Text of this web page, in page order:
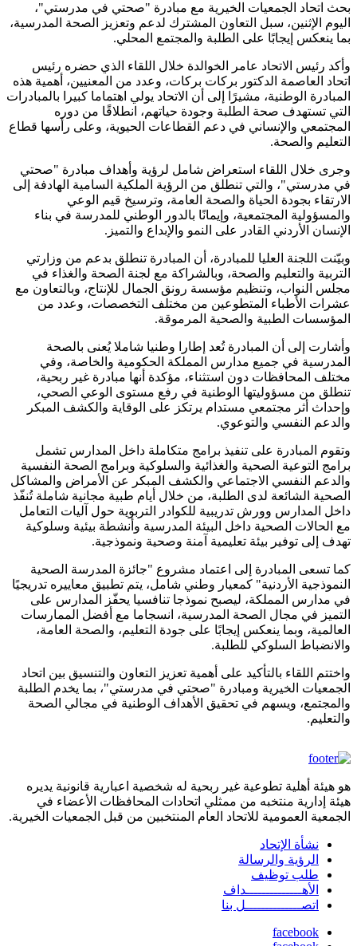
بحث اتحاد الجمعيات الخيرية مع مبادرة "صحتي في مدرستي"،
اليوم الإثنين، سبل التعاون المشترك لدعم وتعزيز الصحة المدرسية،
بما ينعكس إيجابًا على الطلبة والمجتمع المحلي.
وأكد رئيس الاتحاد عامر الخوالدة خلال اللقاء الذي حضره رئيس
اتحاد العاصمة الدكتور بركات بركات، وعدد من المعنيين، أهمية هذه
المبادرة الوطنية، مشيرًا إلى أن الاتحاد يولي اهتماما كبيرا بالمبادرات
التي تستهدف صحة الطلبة وجودة حياتهم، انطلاقًا من دوره
المجتمعي والإنساني في دعم القطاعات الحيوية، وعلى رأسها قطاع
التعليم والصحة.
وجرى خلال اللقاء استعراض شامل لرؤية وأهداف مبادرة "صحتي
في مدرستي"، والتي تنطلق من الرؤية الملكية السامية الهادفة إلى
الارتقاء بجودة الحياة والصحة العامة، وترسيخ قيم الوعي
والمسؤولية المجتمعية، وإيمانًا بالدور الوطني للمدرسة في بناء
الإنسان الأردني القادر على النمو والإبداع والتميز.
وبيّنت اللجنة العليا للمبادرة، أن المبادرة تنطلق بدعم من وزارتي
التربية والتعليم والصحة، وبالشراكة مع لجنة الصحة والغذاء في
مجلس النواب، وتنظيم مؤسسة رونق الجمال للإنتاج، وبالتعاون مع
عشرات الأطباء المتطوعين من مختلف التخصصات، وعدد من
المؤسسات الطبية والصحية المرموقة.
وأشارت إلى أن المبادرة تُعد إطارا وطنيا شاملا يُعنى بالصحة
المدرسية في جميع مدارس المملكة الحكومية والخاصة، وفي
مختلف المحافظات دون استثناء، مؤكدة أنها مبادرة غير ربحية،
تنطلق من مسؤوليتها الوطنية في رفع مستوى الوعي الصحي،
وإحداث أثر مجتمعي مستدام يرتكز على الوقاية والكشف المبكر
والدعم النفسي والتوعوي.
وتقوم المبادرة على تنفيذ برامج متكاملة داخل المدارس تشمل
برامج التوعية الصحية والغذائية والسلوكية وبرامج الصحة النفسية
والدعم النفسي الاجتماعي والكشف المبكر عن الأمراض والمشاكل
الصحية الشائعة لدى الطلبة، من خلال أيام طبية مجانية شاملة تُنفّذ
داخل المدارس وورش تدريبية للكوادر التربوية حول آليات التعامل
مع الحالات الصحية داخل البيئة المدرسية وأنشطة بيئية وسلوكية
تهدف إلى توفير بيئة تعليمية آمنة وصحية ونموذجية.
كما تسعى المبادرة إلى اعتماد مشروع "جائزة المدرسة الصحية
النموذجية الأردنية" كمعيار وطني شامل، يتم تطبيق معاييره تدريجيًا
في مدارس المملكة، ليصبح نموذجا تنافسيا يحفّز المدارس على
التميز في مجال الصحة المدرسية، انسجاما مع أفضل الممارسات
العالمية، وبما ينعكس إيجابًا على جودة التعليم، والصحة العامة،
والانضباط السلوكي للطلبة.
واختتم اللقاء بالتأكيد على أهمية تعزيز التعاون والتنسيق بين اتحاد
الجمعيات الخيرية ومبادرة "صحتي في مدرستي"، بما يخدم الطلبة
والمجتمع، ويسهم في تحقيق الأهداف الوطنية في مجالي الصحة
والتعليم.
هو هيئة أهلية تطوعية غير ربحية له شخصية اعبارية قانونية يديره
هيئة إدارية منتخبه من ممثلي اتحادات المحافظات الأعضاء في
الجمعية العمومية للاتحاد العام المنتخبين من قبل الجمعيات الخيرية.
footermenu
نشأة الإتحاد
الرؤية والرسالة
طلب توظيف
الأهــــــــــــــداف
اتصــــــــــــــل بنا
facebook